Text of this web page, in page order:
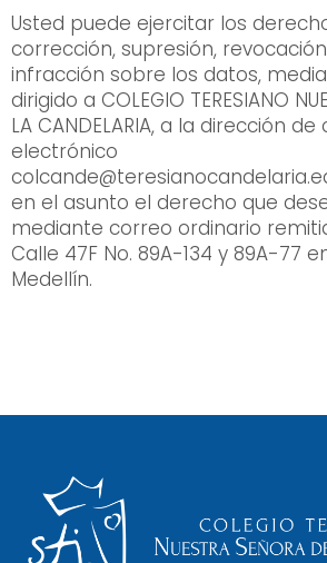
Usted puede ejercitar los
corrección, supresión,
infracción sobre los datos,
dirigido a COLEGIO TERESIANO
LA CANDELARIA, a la dirección
electrónico
en el asunto el derecho que
mediante correo ordinario
Calle 47F No. 89A-134 y 89A-77
Medellín.